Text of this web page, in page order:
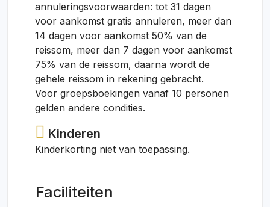
annuleringsvoorwaarden: tot 31 dagen
voor aankomst gratis annuleren, meer dan
14 dagen voor aankomst 50% van de
reissom, meer dan 7 dagen voor aankomst
75% van de reissom, daarna wordt de
gehele reissom in rekening gebracht.
Voor groepsboekingen vanaf 10 personen
gelden andere condities.
Kinderen
Kinderkorting niet van toepassing.
Faciliteiten